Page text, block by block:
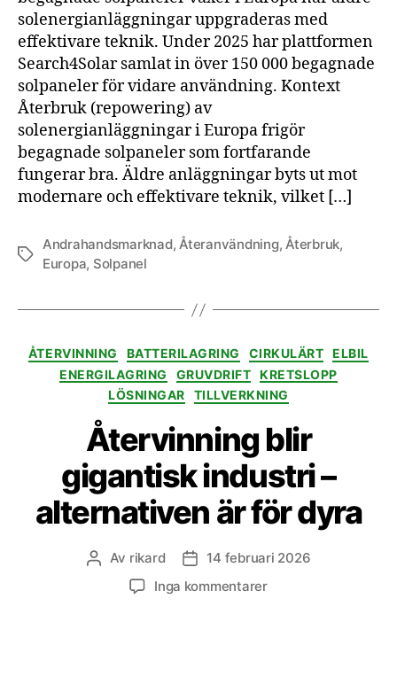
solenergianläggningar uppgraderas med
effektivare teknik. Under 2025 har plattformen
Search4Solar samlat in över 150 000 begagnade
solpaneler för vidare användning. Kontext
Återbruk (repowering) av
solenergianläggningar i Europa frigör
begagnade solpaneler som fortfarande
fungerar bra. Äldre anläggningar byts ut mot
modernare och effektivare teknik, vilket […]
Etiketter
Andrahandsmarknad,Återanvändning,Återbruk,
Europa, Solpanel
Kategorier
ÅTERVINNING BATTERILAGRING CIRKULÄRT
ELBIL
ENERGILAGRING
GRUVDRIFT
KRETSLOPP
LÖSNINGAR
TILLVERKNING
Återvinning blir
gigantisk industri –
alternativen är för dyra
Inläggsförfattare
Av rikard Inläggsdatum
14 februari 2026
Inga kommentarertill